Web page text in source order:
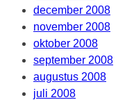
december 2008
november 2008
oktober 2008
september 2008
augustus 2008
juli 2008